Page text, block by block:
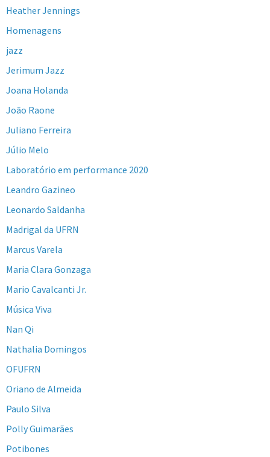
Heather Jennings
Homenagens
jazz
Jerimum Jazz
Joana Holanda
João Raone
Juliano Ferreira
Júlio Melo
Laboratório em performance 2020
Leandro Gazineo
Leonardo Saldanha
Madrigal da UFRN
Marcus Varela
Maria Clara Gonzaga
Mario Cavalcanti Jr.
Música Viva
Nan Qi
Nathalia Domingos
OFUFRN
Oriano de Almeida
Paulo Silva
Polly Guimarães
Potibones